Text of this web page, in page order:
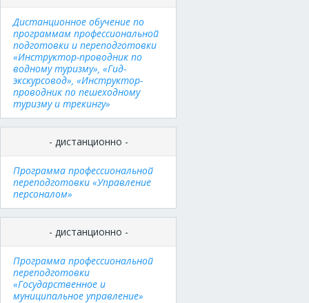
Дистанционное обучение по
программам профессиональной
подготовки и переподготовки
«Инструктор-проводник по
водному туризму», «Гид-
экскурсовод», «Инструктор-
проводник по пешеходному
туризму и трекингу»
- дистанционно -
Программа профессиональной
переподготовки «Управление
персоналом»
- дистанционно -
Программа профессиональной
переподготовки
«Государственное и
муниципальное управление»